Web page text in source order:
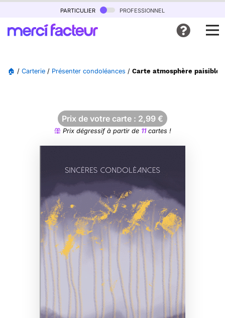
particulier professionnel
🏠 / Carterie / Présenter condoléances / Carte atmosphère paisible
Prix de votre carte : 2,99 €
Prix dégressif à partir de 11cartes !